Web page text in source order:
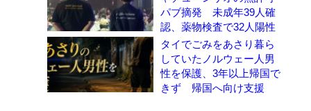
パブ摘発 未成年39人確
認、薬物検査で32人陽性
タイでごみをあさり暮ら
していたノルウェー人男
性を保護、3年以上帰国で
きず 帰国へ向け支援